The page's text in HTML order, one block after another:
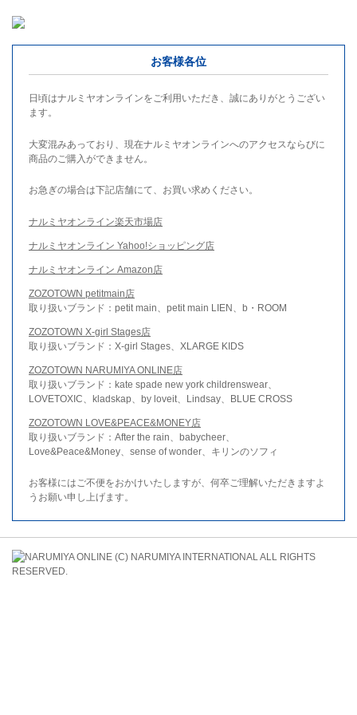
お客様各位
日頃はナルミヤオンラインをご利用いただき、誠にありがとうござい
ます。
大変混みあっており、現在ナルミヤオンラインへのアクセスならびに
商品のご購入ができません。
お急ぎの場合は下記店舗にて、お買い求めください。
ナルミヤオンライン楽天市場店
ナルミヤオンライン Yahoo!ショッピング店
ナルミヤオンライン Amazon店
ZOZOTOWN petitmain店
取り扱いブランド：petit main、petit main LIEN、b・ROOM
ZOZOTOWN X-girl Stages店
取り扱いブランド：X-girl Stages、XLARGE KIDS
ZOZOTOWN NARUMIYA ONLINE店
取り扱いブランド：kate spade new york childrenswear、
LOVETOXIC、kladskap、by loveit、Lindsay、BLUE CROSS
ZOZOTOWN LOVE&PEACE&MONEY店
取り扱いブランド：After the rain、babycheer、
Love&Peace&Money、sense of wonder、キリンのソフィ
お客様にはご不便をおかけいたしますが、何卒ご理解いただきますよ
うお願い申し上げます。